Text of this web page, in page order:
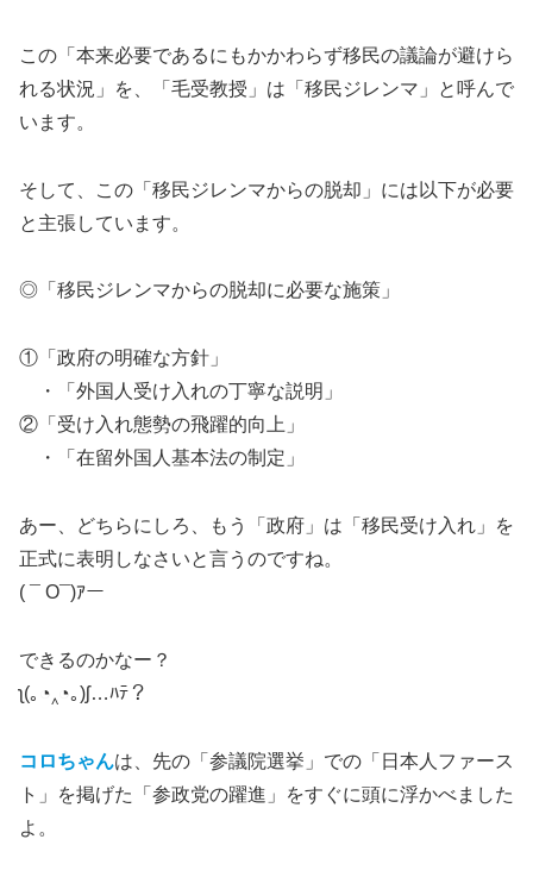
この「本来必要であるにもかかわらず移民の議論が避けら
れる状況」を、「毛受教授」は「移民ジレンマ」と呼んで
います。
そして、この「移民ジレンマからの脱却」には以下が必要
と主張しています。
◎「移民ジレンマからの脱却に必要な施策」
①「政府の明確な方針」
・「外国人受け入れの丁寧な説明」
②「受け入れ態勢の飛躍的向上」
・「在留外国人基本法の制定」
あー、どちらにしろ、もう「政府」は「移民受け入れ」を
正式に表明しなさいと言うのですね。
( ¯ O¯)ｱー
できるのかなー？
ʅ(｡◔‸◔｡)ʃ…ﾊﾃ？
コロちゃんは、先の「参議院選挙」での「日本人ファース
ト」を掲げた「参政党の躍進」をすぐに頭に浮かべました
よ。